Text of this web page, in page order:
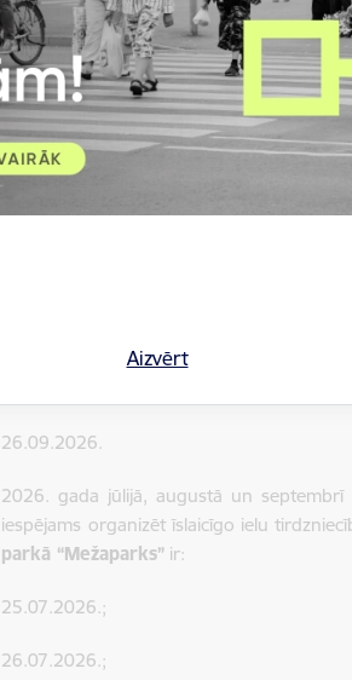
Aizvērt
19.09.2026.
2026. gada jūlijā, augustā un
iespējams organizēt īslaicīgo ielu
17.07.2026.;
26.09.2026.
2026. gada jūlijā, augustā un
iespējams organizēt īslaicīgo ielu
parkā “Mežaparks” ir:
25.07.2026.;
26.07.2026.;